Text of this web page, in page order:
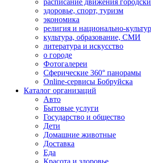
расписание движения
здоровье, спорт, туризм
экономика
религия и национально-
культура, образование, СМИ
литература и искусство
о городе
Фотогалереи
Сферические 360° панорамы
Online-сервисы Бобруйска
Каталог организаций
Авто
Бытовые услуги
Государство и общество
Дети
Домашние животные
Доставка
Еда
Красота и здоровье